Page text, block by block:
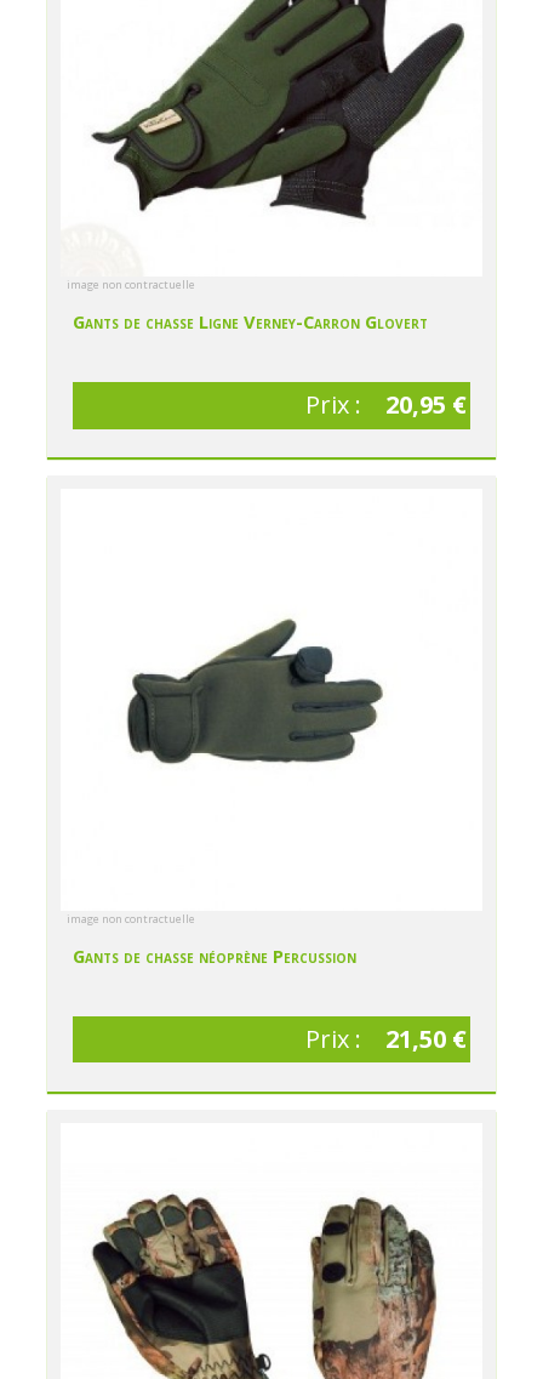
image non contractuelle
Gants de chasse Ligne Verney-Carron Glovert
Prix : 20,95 €
image non contractuelle
Gants de chasse néoprène Percussion
Prix : 21,50 €